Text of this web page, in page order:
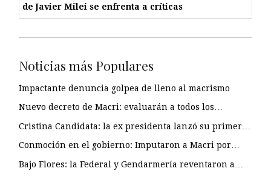
de Javier Milei se enfrenta a críticas
Noticias más Populares
Impactante denuncia golpea de lleno al macrismo
Nuevo decreto de Macri: evaluarán a todos los…
Cristina Candidata: la ex presidenta lanzó su primer…
Conmoción en el gobierno: Imputaron a Macri por…
Bajo Flores: la Federal y Gendarmería reventaron a…